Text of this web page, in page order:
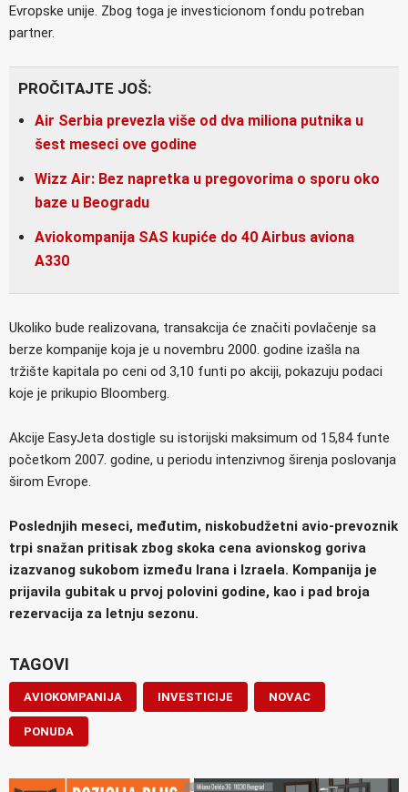
Evropske unije. Zbog toga je investicionom fondu potreban
partner.
PROČITAJTE JOŠ:
Air Serbia prevezla više od dva miliona putnika u
šest meseci ove godine
Wizz Air: Bez napretka u pregovorima o sporu oko
baze u Beogradu
Aviokompanija SAS kupiće do 40 Airbus aviona
A330
Ukoliko bude realizovana, transakcija će značiti povlačenje sa
berze kompanije koja je u novembru 2000. godine izašla na
tržište kapitala po ceni od 3,10 funti po akciji, pokazuju podaci
koje je prikupio Bloomberg.
Akcije EasyJeta dostigle su istorijski maksimum od 15,84 funte
početkom 2007. godine, u periodu intenzivnog širenja poslovanja
širom Evrope.
Poslednjih meseci, međutim, niskobudžetni avio-prevoznik
trpi snažan pritisak zbog skoka cena avionskog goriva
izazvanog sukobom između Irana i Izraela. Kompanija je
prijavila gubitak u prvoj polovini godine, kao i pad broja
rezervacija za letnju sezonu.
TAGOVI
AVIOKOMPANIJA INVESTICIJE NOVAC
PONUDA